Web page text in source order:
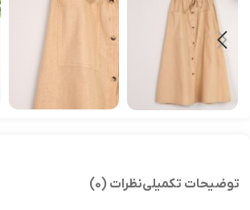
توضیحات تکمیلینظرات (0)